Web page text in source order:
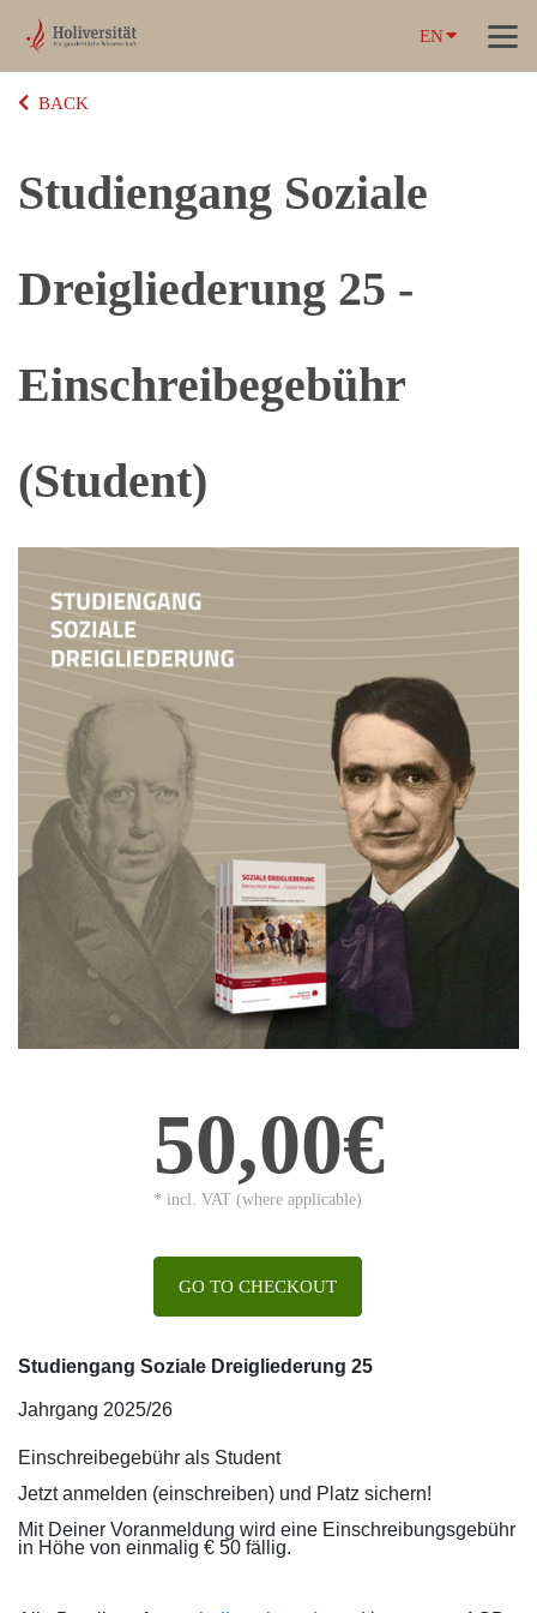
EN
BACK
Studiengang Soziale
Dreigliederung 25 -
Einschreibegebühr
(Student)
50,00€
* incl. VAT (where applicable)
GO TO CHECKOUT
Studiengang Soziale Dreigliederung 25
Jahrgang 2025/26
Einschreibegebühr als Student
Jetzt anmelden (einschreiben) und Platz sichern!
Mit Deiner Voranmeldung wird eine Einschreibungsgebühr
in Höhe von einmalig € 50 fällig.